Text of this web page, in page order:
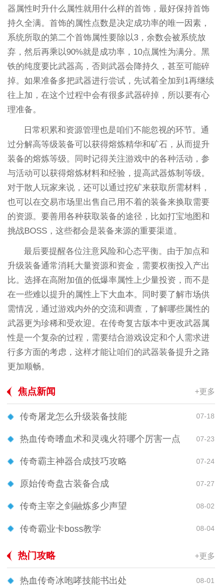
器属性时升什么属性就用什么样的首饰，最好保持首饰
持久全满。首饰的属性点数是决定成功率的唯一因素，
系统所取的第二个首饰属性要除以3，余数会被系统放
弃，然后再乘以90%就是成功率，10点属性为满分。黑
铁的纯度要比武器高，否则武器会降持久，甚至可能碎
掉。如果准备多把武器进行尝试，先试着全加到1再继续
往上加，在这个过程中会有很多武器碎掉，所以要有心
理准备。
日常积累和资源管理也是咱们不能忽视的环节。通
过分解高等级装备可以获得熔炼精华和矿石，从而提升
装备的熔炼等级。同时记得关注游戏中的各种活动，参
与活动可以获得熔炼材料和经验，提高武器炼制等级。
对于散人玩家来说，还可以通过挖矿来获取所需材料，
也可以在交易市场里出售自己用不着的装备来换取需要
的资源。要善用各种获取装备的途径，比如打宝地图和
挑战BOSS，这些都会是装备来源的重要渠道。
最后要提醒各位注意风险和心态平衡。由于加点和
升级装备通常消耗大量资源和资金，需要权衡投入产出
比。选择在高附加值的低爆率属性上少量投资，而不是
在一些难以提升的属性上下大血本。同时要了解市场供
需情况，通过游戏内外的交流和调查，了解哪些属性的
武器更为珍稀和受欢迎。在传奇复古版本中更改武器属
性是一个复杂的过程，需要结合游戏设定和个人需求进
行多方面的考虑，这样才能让咱们的武器装备提升之路
更加顺畅。
焦点新闻 +更多
传奇屠龙怎么升级装备技能 07-18
热血传奇嗜血术和灵魂火符哪个厉害一点 07-23
传奇霸主神器合成技巧攻略 07-24
原始传奇盘古装备合成 07-27
传奇主宰之剑融炼多少声望 08-02
传奇霸业卡boss教学 08-04
热门攻略 +更多
热血传奇冰咆哮技能书出处 08-01